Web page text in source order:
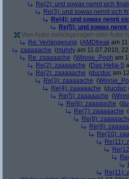
Re(2): und sowas nennt sich
Re(3): und sowas nennt sich
Re(4): und sowas nennt
Re(5): und sowas
Vom Autor zurückgezogen oder Autor
Re: Verlängerung (AMDfreak am
zaaaaache (muhrly am 11.07.2010,
Re: zaaaaache (Winnie_Pooh am
Re(2): zaaaaache (Das Hella-S
Re(2): zaaaaache (ducduc am
Re(3): zaaaaache (
Re(4): zaaaaache (ducduc
Re(5): zaaaaache (
Re(6): zaaaaache (
Re(7): zaaaaache (
Re(8):
Re(9):
Re(10):
Re(11):
Re(11):